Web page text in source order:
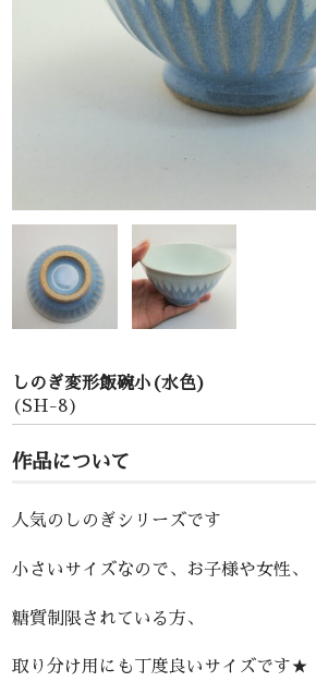
しのぎ変形飯碗小(水色)
(SH-8)
作品について
人気のしのぎシリーズです
小さいサイズなので、お子様や女性、
糖質制限されている方、
取り分け用にも丁度良いサイズです★